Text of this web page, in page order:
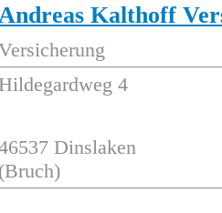
Kalthoff
4
Dinslaken